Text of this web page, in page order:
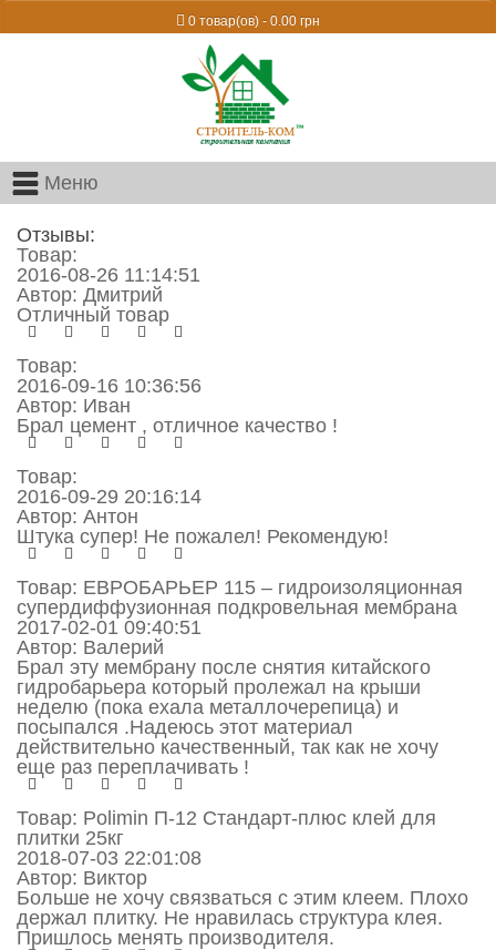
0 товар(ов) - 0.00 грн
Меню
Отзывы:
Товар:
2016-08-26 11:14:51
Автор: Дмитрий
Отличный товар
Товар:
2016-09-16 10:36:56
Автор: Иван
Брал цемент , отличное качество !
Товар:
2016-09-29 20:16:14
Автор: Антон
Штука супер! Не пожалел! Рекомендую!
Товар: ЕВРОБАРЬЕР 115 – гидроизоляционная
супердиффузионная подкровельная мембрана
2017-02-01 09:40:51
Автор: Валерий
Брал эту мембрану после снятия китайского
гидробарьера который пролежал на крыши
неделю (пока ехала металлочерепица) и
посыпался .Надеюсь этот материал
действительно качественный, так как не хочу
еще раз переплачивать !
Товар: Polimin П-12 Стандарт-плюс клей для
плитки 25кг
2018-07-03 22:01:08
Автор: Виктор
Больше не хочу связваться с этим клеем. Плохо
держал плитку. Не нравилась структура клея.
Пришлось менять производителя.